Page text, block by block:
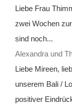
Liebe Frau
zwei Wochen
sind noch...
Alexandra und
Liebe Mireen,
unserem Bali /
positiver